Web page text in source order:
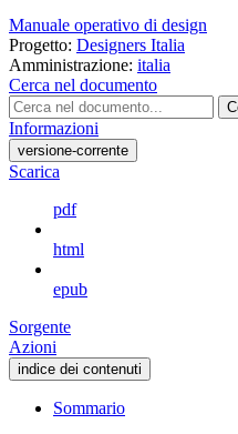
Manuale operativo di design
Progetto: Designers Italia
Amministrazione: italia
Cerca nel documento
Informazioni
versione-corrente
Scarica
pdf
html
epub
Sorgente
Azioni
indice dei contenuti
Sommario